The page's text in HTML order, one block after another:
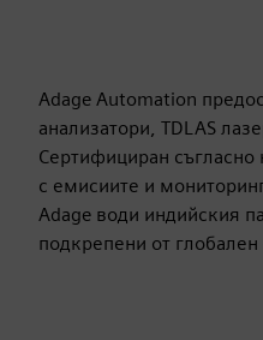
Adage Automation
анализатори, TDLAS
Сертифициран съгласно
с емисиите и
Adage води индийския
подкрепени от